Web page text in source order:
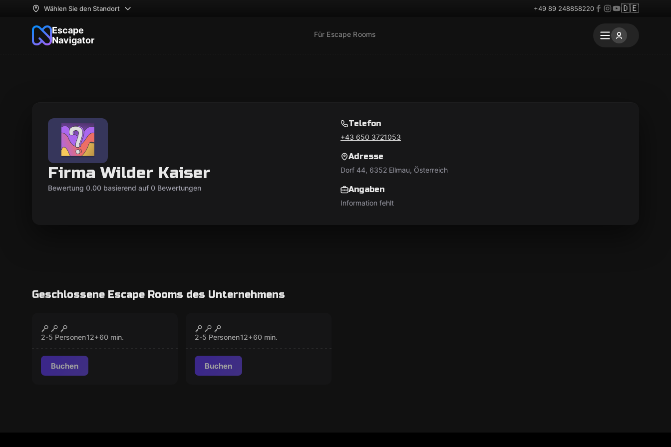
Wählen Sie den Standort +49 89 248858220 🇩🇪
Escape
Navigator
Für Escape Rooms
Firma Wilder Kaiser
Bewertung 0.00 basierend auf 0 Bewertungen
Telefon
+43 650 3721053
Adresse
Dorf 44, 6352 Ellmau, Österreich
Angaben
Information fehlt
Geschlossene Escape Rooms des Unternehmens
Gefängnis
2-5 Personen12+60 min.
Buchen
Bunker
2-5 Personen12+60 min.
Buchen